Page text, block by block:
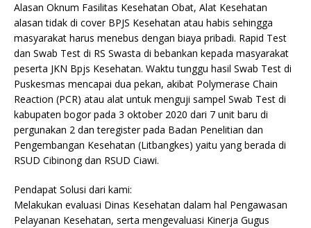
Alasan Oknum Fasilitas Kesehatan Obat, Alat Kesehatan
alasan tidak di cover BPJS Kesehatan atau habis sehingga
masyarakat harus menebus dengan biaya pribadi. Rapid Test
dan Swab Test di RS Swasta di bebankan kepada masyarakat
peserta JKN Bpjs Kesehatan. Waktu tunggu hasil Swab Test di
Puskesmas mencapai dua pekan, akibat Polymerase Chain
Reaction (PCR) atau alat untuk menguji sampel Swab Test di
kabupaten bogor pada 3 oktober 2020 dari 7 unit baru di
pergunakan 2 dan teregister pada Badan Penelitian dan
Pengembangan Kesehatan (Litbangkes) yaitu yang berada di
RSUD Cibinong dan RSUD Ciawi.
Pendapat Solusi dari kami:
Melakukan evaluasi Dinas Kesehatan dalam hal Pengawasan
Pelayanan Kesehatan, serta mengevaluasi Kinerja Gugus